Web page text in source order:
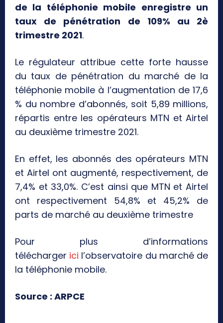
de la téléphonie mobile enregistre un
taux de pénétration de 109% au 2è
trimestre 2021.
Le régulateur attribue cette forte hausse
du taux de pénétration du marché de la
téléphonie mobile à l’augmentation de 17,6
% du nombre d’abonnés, soit 5,89 millions,
répartis entre les opérateurs MTN et Airtel
au deuxième trimestre 2021.
En effet, les abonnés des opérateurs MTN
et Airtel ont augmenté, respectivement, de
7,4% et 33,0%. C’est ainsi que MTN et Airtel
ont respectivement 54,8% et 45,2% de
parts de marché au deuxième trimestre
Pour plus d’informations
télécharger ici l’observatoire du marché de
la téléphonie mobile.
Source : ARPCE